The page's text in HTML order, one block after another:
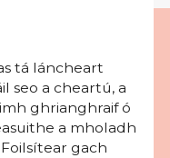
tá láncheart
seo a cheartú, a
ghrianghraif ó
a mholadh
Foilsítear gach